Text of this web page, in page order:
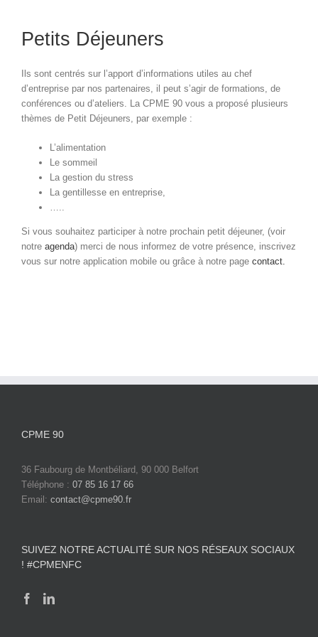
Petits Déjeuners
Ils sont centrés sur l’apport d’informations utiles au chef
d’entreprise par nos partenaires, il peut s’agir de formations, de
conférences ou d’ateliers. La CPME 90 vous a proposé plusieurs
thèmes de Petit Déjeuners, par exemple :
L’alimentation
Le sommeil
La gestion du stress
La gentillesse en entreprise,
Si vous souhaitez participer à notre prochain petit déjeuner, (voir
notre agenda) merci de nous informez de votre présence, inscrivez
vous sur notre application mobile ou grâce à notre page contact.
CPME 90
36 Faubourg de Montbéliard, 90 000 Belfort
Téléphone : 07 85 16 17 66
Email: contact@cpme90.fr
SUIVEZ NOTRE ACTUALITÉ SUR NOS RÉSEAUX SOCIAUX
! #CPMENFC